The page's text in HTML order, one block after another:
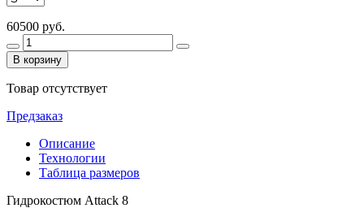
60500 руб.
В корзину
Товар отсутствует
Предзаказ
Описание
Технологии
Таблица размеров
Гидрокостюм Attack 8